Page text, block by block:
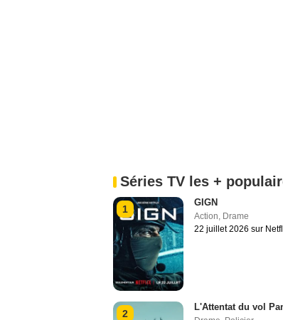
Séries TV les +
1
GIGN
Action, Drame
22 juillet 2026 sur
2
L'Attentat du vol